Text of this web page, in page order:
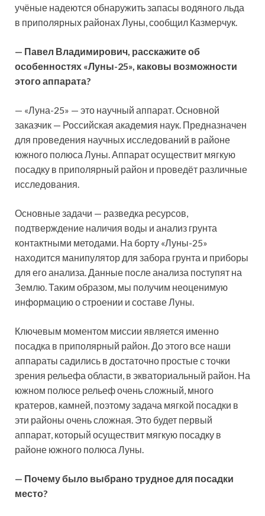
учёные надеются обнаружить запасы водяного льда
в приполярных районах Луны, сообщил Казмерчук.
— Павел Владимирович, расскажите об
особенностях «Луны-25», каковы возможности
этого аппарата?
— «Луна-25» — это научный аппарат. Основной
заказчик — Российская академия наук. Предназначен
для проведения научных исследований в районе
южного полюса Луны. Аппарат осуществит мягкую
посадку в приполярный район и проведёт различные
исследования.
Основные задачи — разведка ресурсов,
подтверждение наличия воды и анализ грунта
контактными методами. На борту «Луны-25»
находится манипулятор для забора грунта и приборы
для его анализа. Данные после анализа поступят на
Землю. Таким образом, мы получим неоценимую
информацию о строении и составе Луны.
Ключевым моментом миссии является именно
посадка в приполярный район. До этого все наши
аппараты садились в достаточно простые с точки
зрения рельефа области, в экваториальный район. На
южном полюсе рельеф очень сложный, много
кратеров, камней, поэтому задача мягкой посадки в
эти районы очень сложная. Это будет первый
аппарат, который осуществит мягкую посадку в
районе южного полюса Луны.
— Почему было выбрано трудное для посадки
место?